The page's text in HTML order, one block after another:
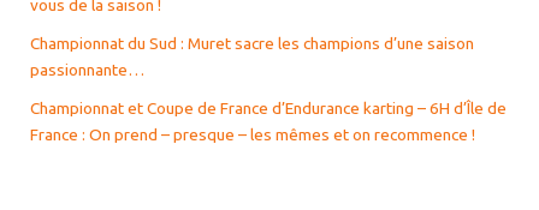
vous de la saison !
Championnat du Sud : Muret sacre les champions d’une saison
passionnante…
Championnat et Coupe de France d’Endurance karting – 6H d’Île de
France : On prend – presque – les mêmes et on recommence !